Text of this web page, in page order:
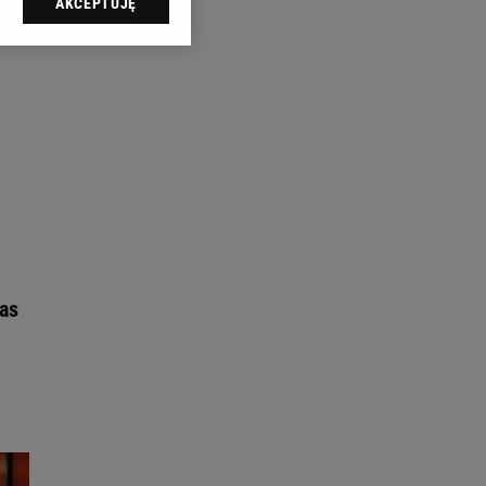
sp. z o.o., jej
swoje preferencje
celów identyfikacji.
reklam i treści,